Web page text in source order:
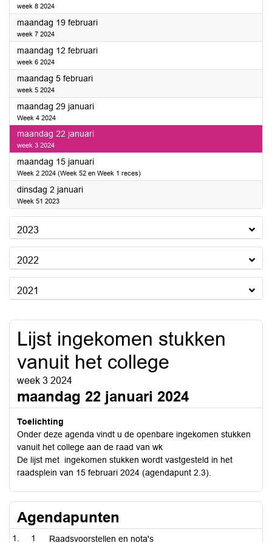
week 8 2024
maandag 19 februari2024
week 7 2024
maandag 12 februari2024
week 6 2024
maandag 5 februari2024
week 5 2024
maandag 29 januari2024
Week 4 2024
maandag 22 januari2024
week 3 2024
maandag 15 januari2024
Week 2 2024 (Week 52 en Week 1 reces)
dinsdag 2 januari2024
Week 51 2023
2023
2022
2021
Lijst ingekomen stukken
vanuit het college
week 3 2024
maandag 22 januari 2024
Toelichting
Onder deze agenda vindt u de openbare ingekomen stukken
vanuit het college aan de raad van wk
De lijst met ingekomen stukken wordt vastgesteld in het
raadsplein van 15 februari 2024 (agendapunt 2.3).
Agendapunten
1 Raadsvoorstellen en nota's